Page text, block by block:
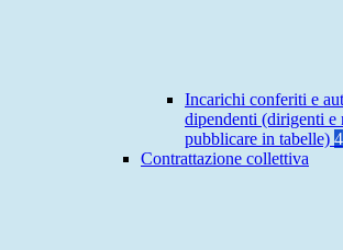
Incarichi conferiti e
dipendenti (dirigenti e
pubblicare in tabelle) 4
Contrattazione collettiva